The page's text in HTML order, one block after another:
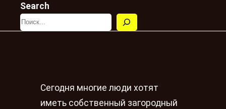
Search
Сегодня многие люди хотят
иметь собственный загородный